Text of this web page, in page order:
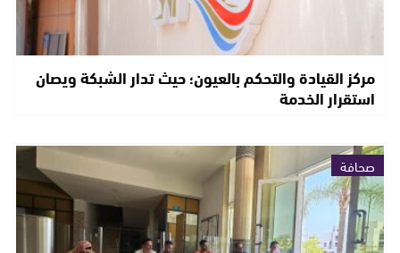
مركز القيادة والتحكم بالعيون؛ حيث تدار الشبكة ويصان
استقرار الخدمة
صحافة